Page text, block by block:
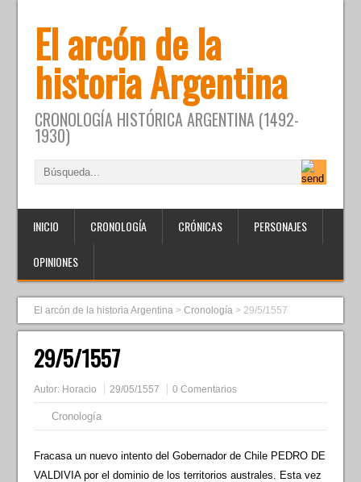
El arcón de la
historia Argentina
CRONOLOGÍA HISTÓRICA ARGENTINA (1492-
1930)
INICIO CRONOLOGÍA CRÓNICAS PERSONAJES
OPINIONES
El arcón de la historia Argentina >Cronología >29/5/1557
29/5/1557
Autor: Horacio 29/05/1557 0 Comentarios
Cronología
Fracasa un nuevo intento del Gobernador de Chile PEDRO DE
VALDIVIA por el dominio de los territorios australes. Esta vez